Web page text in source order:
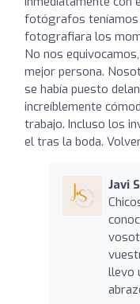
fotógrafos teníamos
fotografiara los
No nos
mejor persona.
se había puesto
increíblemente
trabajo. Incluso los
el tras la boda.
Javi
llevo